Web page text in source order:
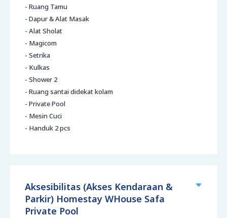
- Ruang Tamu
- Dapur & Alat Masak
- Alat Sholat
- Magicom
- Setrika
- Kulkas
- Shower 2
- Ruang santai didekat kolam
- Private Pool
- Mesin Cuci
- Handuk 2 pcs
Aksesibilitas (Akses Kendaraan &
Parkir) Homestay WHouse Safa
Private Pool